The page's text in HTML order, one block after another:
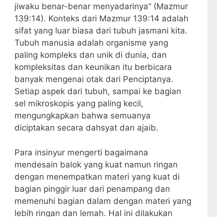
jiwaku benar-benar menyadarinya” (Mazmur
139:14). Konteks dari Mazmur 139:14 adalah
sifat yang luar biasa dari tubuh jasmani kita.
Tubuh manusia adalah organisme yang
paling kompleks dan unik di dunia, dan
kompleksitas dan keunikan itu berbicara
banyak mengenai otak dari Penciptanya.
Setiap aspek dari tubuh, sampai ke bagian
sel mikroskopis yang paling kecil,
mengungkapkan bahwa semuanya
diciptakan secara dahsyat dan ajaib.
Para insinyur mengerti bagaimana
mendesain balok yang kuat namun ringan
dengan menempatkan materi yang kuat di
bagian pinggir luar dari penampang dan
memenuhi bagian dalam dengan materi yang
lebih ringan dan lemah. Hal ini dilakukan